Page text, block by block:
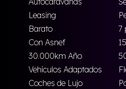
Leasing
Barato
7
Con Asnef
30.000km Año
Vehículos Adaptados
Coches de Lujo